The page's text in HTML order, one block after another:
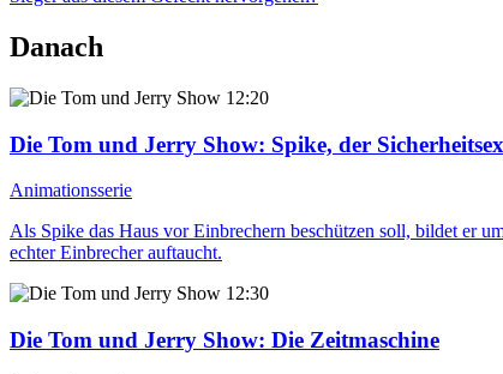
Danach
12:20
Die Tom und Jerry Show: Spike, der
Animationsserie
Als Spike das Haus vor Einbrechern beschützen soll, bildet er
echter Einbrecher auftaucht.
12:30
Die Tom und Jerry Show: Die Zeitmaschine